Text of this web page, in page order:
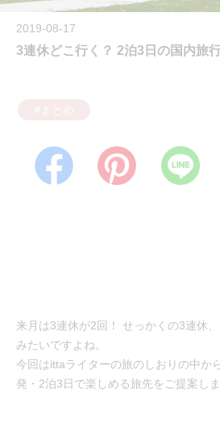
2019-08-17
3連休どこ行く？ 2泊3日の国内旅
来月は3連休が2回！ せっかくの3連休
みたいですよね。
今回はittaライターの旅のしおりの中か
発・2泊3日で楽しめる旅先をご提案しま